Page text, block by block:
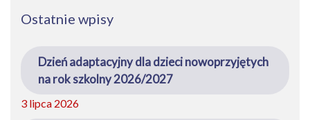
Ostatnie wpisy
Dzień adaptacyjny dla dzieci nowoprzyjętych
na rok szkolny 2026/2027
3 lipca 2026